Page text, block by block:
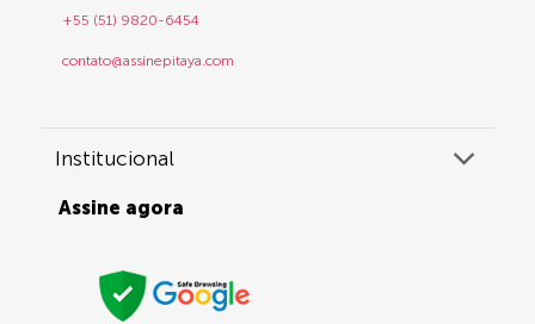
+55 (51) 9820-6454
contato@assinepitaya.com
Institucional
Assine agora